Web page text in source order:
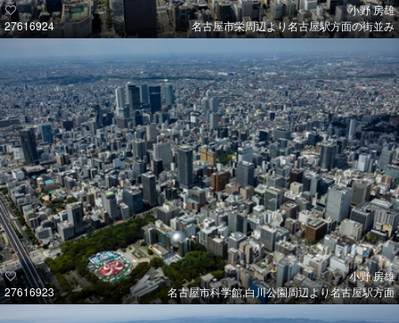
27616924
小野 房雄
名古屋市栄周辺より名古屋駅方面の街並み
27616923
小野 房雄
名古屋市科学館,白川公園周辺より名古屋駅方面